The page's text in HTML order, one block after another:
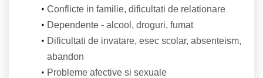
Conflicte in familie, dificultati de relationare
Dependente - alcool, droguri, fumat
Dificultati de invatare, esec scolar, absenteism,
abandon
Probleme afective si sexuale